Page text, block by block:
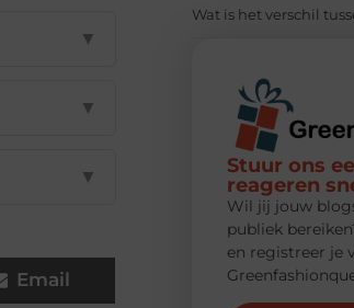
▼
▼
▼
Email
Wat is het verschil
Stuur ons
reageren
Wil jij jouw
publiek
en registreer je